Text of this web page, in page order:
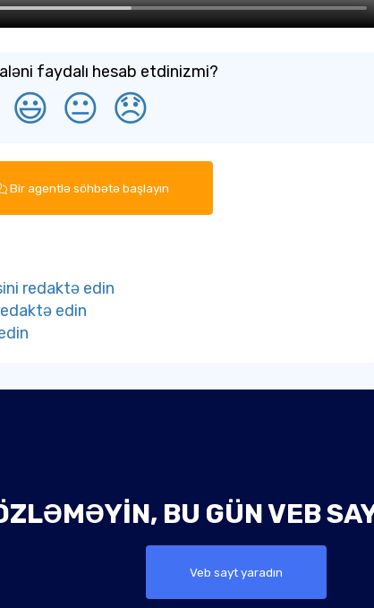
faydalı hesab etdinizmi?
😃 😐 😞
Bir agentlə söhbətə başlayın
redaktə edin
edin
BU GÜN VEB
Veb sayt yaradın